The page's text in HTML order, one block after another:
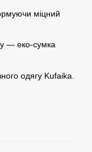
міцний
— еко-сумка
одягу Kufaika.